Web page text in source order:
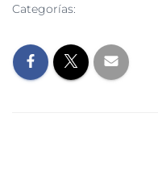
Categorías: